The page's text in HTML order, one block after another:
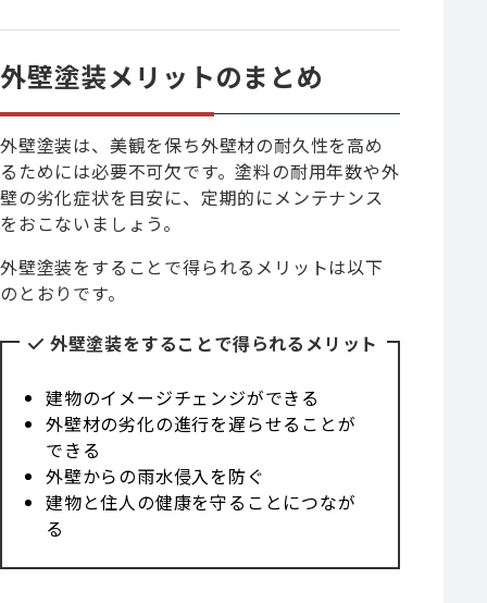
外壁塗装メリットのまとめ
外壁塗装は、美観を保ち外壁材の耐久性を高め
るためには必要不可欠です。塗料の耐用年数や外
壁の劣化症状を目安に、定期的にメンテナンス
をおこないましょう。
外壁塗装をすることで得られるメリットは以下
のとおりです。
外壁塗装をすることで得られるメリット
建物のイメージチェンジができる
外壁材の劣化の進行を遅らせることが
できる
外壁からの雨水侵入を防ぐ
建物と住人の健康を守ることにつなが
る